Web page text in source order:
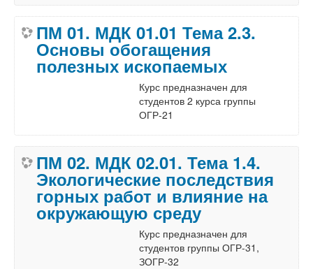
ПМ 01. МДК 01.01 Тема 2.3.
Основы обогащения
полезных ископаемых
Курс предназначен для
студентов 2 курса группы
ОГР-21
ПМ 02. МДК 02.01. Тема 1.4.
Экологические последствия
горных работ и влияние на
окружающую среду
Курс предназначен для
студентов группы ОГР-31,
ЗОГР-32